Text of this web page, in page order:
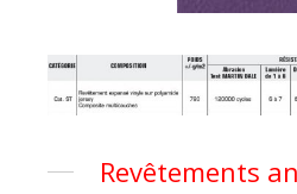
Revêtements